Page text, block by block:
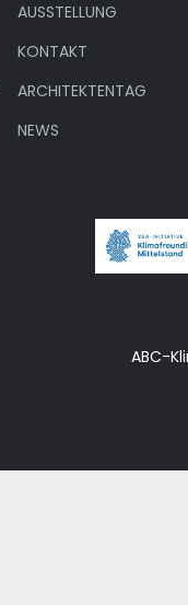
AUSSTELLUNG
KONTAKT
ARCHITEKTENTAG
NEWS
ABC-